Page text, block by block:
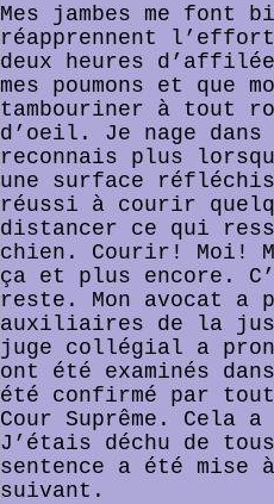
Mes jambes me font
réapprennent
deux heures
mes poumons et que
tambouriner à tout
d’oeil. Je nage dans
reconnais plus
une surface
réussi à courir
distancer ce qui
chien. Courir! Moi!
ça et plus encore.
reste. Mon avocat a
auxiliaires de la
juge collégial a
ont été examinés
été confirmé par
Cour Suprême. Cela
J’étais déchu de
sentence a été mise
suivant.